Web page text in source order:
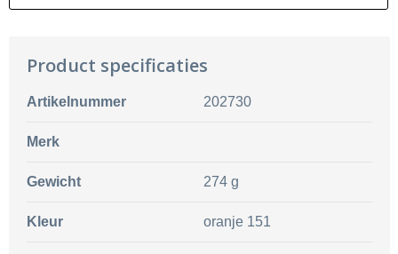
Product specificaties
Artikelnummer 202730
Merk
Gewicht 274 g
Kleur oranje 151